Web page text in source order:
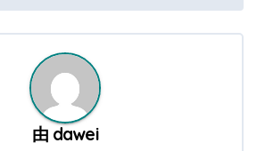
由 dawei